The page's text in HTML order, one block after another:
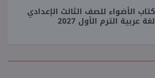
كتاب الأضواء للصف الثالث الإعدادي
لغة عربية الترم الأول 2027